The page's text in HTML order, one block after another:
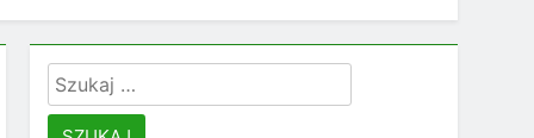
Szukaj: